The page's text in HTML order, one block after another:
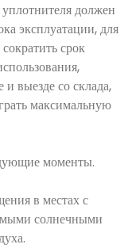
должен
эксплуатации, для
срок
и выезде со склада,
максимальную
моменты.
в местах с
солнечными